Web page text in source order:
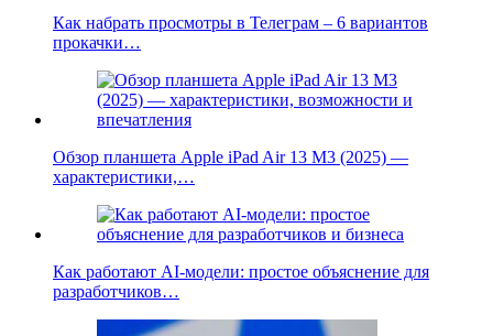
Как набрать просмотры в Телеграм – 6 вариантов
прокачки…
Обзор планшета Apple iPad Air 13 M3 (2025) —
характеристики,…
Как работают AI-модели: простое объяснение для
разработчиков…